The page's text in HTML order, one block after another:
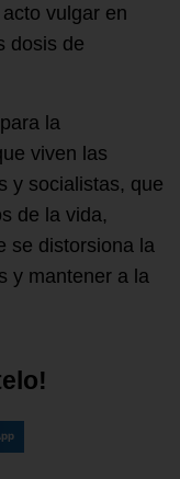
vulgar en
dosis de
la
viven las
y socialistas, que
de la vida,
se distorsiona la
y mantener a la
elo!